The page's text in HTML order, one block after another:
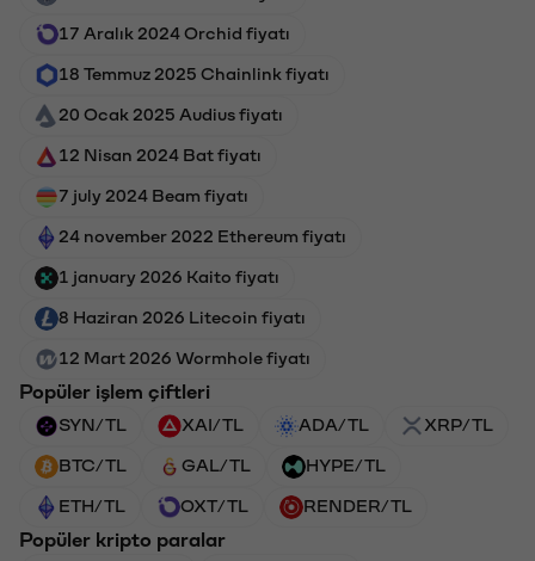
17 Aralık 2024 Orchid fiyatı
18 Temmuz 2025 Chainlink fiyatı
20 Ocak 2025 Audius fiyatı
12 Nisan 2024 Bat fiyatı
7 july 2024 Beam fiyatı
24 november 2022 Ethereum fiyatı
1 january 2026 Kaito fiyatı
8 Haziran 2026 Litecoin fiyatı
12 Mart 2026 Wormhole fiyatı
Popüler işlem çiftleri
SYN/TL XAI/TL ADA/TL XRP/TL
BTC/TL GAL/TL HYPE/TL
ETH/TL OXT/TL RENDER/TL
Popüler kripto paralar